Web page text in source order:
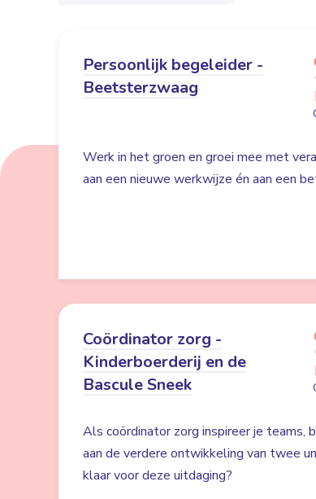
Persoonlijk begeleider -
Beetsterzwaag
Werk in het groen en groei mee met
aan een nieuwe werkwijze én aan een
Coördinator zorg -
Kinderboerderij en de
Bascule Sneek
Als coördinator zorg inspireer je teams,
aan de verdere ontwikkeling van twee
klaar voor deze uitdaging?